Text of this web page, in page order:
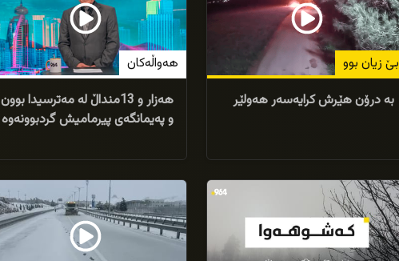
بێ زیان بوو
بە درۆن هێرش کرایەسەر هەولێر
هەواڵەکان
هەزار و 13منداڵ لە مەترسیدا بوون
و پەیمانگەی پیرمامیش گردبوونەوە